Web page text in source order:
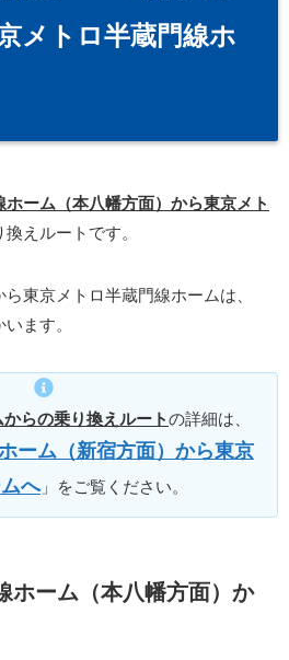
メトロ半蔵門線ホ
ーム（本八幡方面）から東京メト
えルートです。
東京メトロ半蔵門線ホームは、
ます。
らの乗り換えルートの詳細は、
ーム（新宿方面）から東京
へ」をご覧ください。
ホーム（本八幡方面）か